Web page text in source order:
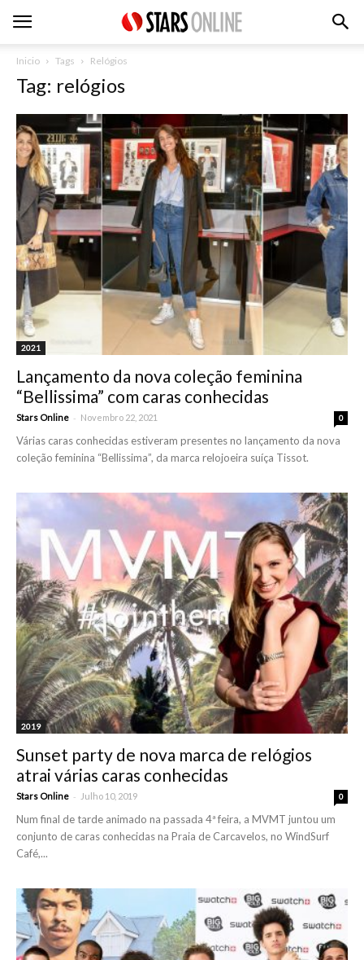
Inicio Tags Relógios
Tag: relógios
2021
Lançamento da nova coleção feminina
“Bellissima” com caras conhecidas
Stars Online - Novembro 22, 2021 0
Várias caras conhecidas estiveram presentes no lançamento da nova
coleção feminina “Bellissima”, da marca relojoeira suíça Tissot.
2019
Sunset party de nova marca de relógios
atrai várias caras conhecidas
Stars Online - Julho 10, 2019 0
Num final de tarde animado na passada 4ª feira, a MVMT juntou um
conjunto de caras conhecidas na Praia de Carcavelos, no WindSurf
Café,...